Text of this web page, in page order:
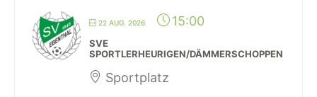
22 AUG. 2026 15:00
SVE
SPORTLERHEURIGEN/DÄMMERSCHOPPEN
Sportplatz